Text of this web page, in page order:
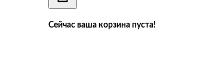
Сейчас ваша корзина пуста!